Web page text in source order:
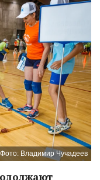
Фото: Владимир Чучадеев